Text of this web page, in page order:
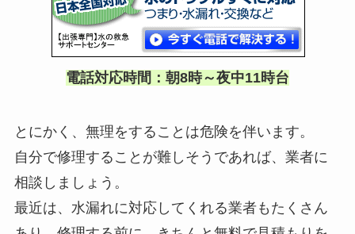
電話対応時間：朝8時～夜中11時台
とにかく、無理をすることは危険を伴います。
自分で修理することが難しそうであれば、業者に
相談しましょう。
最近は、水漏れに対応してくれる業者もたくさん